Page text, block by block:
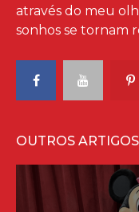
através do meu
sonhos se tornam
OUTROS ARTIGOS